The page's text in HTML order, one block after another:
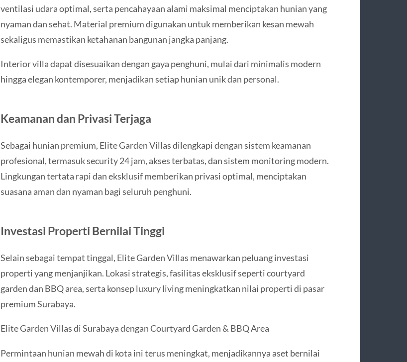
ventilasi udara optimal, serta pencahayaan alami maksimal menciptakan hunian yang
nyaman dan sehat. Material premium digunakan untuk memberikan kesan mewah
sekaligus memastikan ketahanan bangunan jangka panjang.
Interior villa dapat disesuaikan dengan gaya penghuni, mulai dari minimalis modern
hingga elegan kontemporer, menjadikan setiap hunian unik dan personal.
Keamanan dan Privasi Terjaga
Sebagai hunian premium, Elite Garden Villas dilengkapi dengan sistem keamanan
profesional, termasuk security 24 jam, akses terbatas, dan sistem monitoring modern.
Lingkungan tertata rapi dan eksklusif memberikan privasi optimal, menciptakan
suasana aman dan nyaman bagi seluruh penghuni.
Investasi Properti Bernilai Tinggi
Selain sebagai tempat tinggal, Elite Garden Villas menawarkan peluang investasi
properti yang menjanjikan. Lokasi strategis, fasilitas eksklusif seperti courtyard
garden dan BBQ area, serta konsep luxury living meningkatkan nilai properti di pasar
premium Surabaya.
Elite Garden Villas di Surabaya dengan Courtyard Garden & BBQ Area
Permintaan hunian mewah di kota ini terus meningkat, menjadikannya aset bernilai